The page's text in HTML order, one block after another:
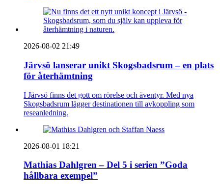
2026-08-02 21:49
Järvsö lanserar unikt Skogsbadsrum – en plats
för återhämtning
I Järvsö finns det gott om rörelse och äventyr. Med nya
Skogsbadsrum lägger destinationen till avkoppling som
reseanledning.
2026-08-01 18:21
Mathias Dahlgren – Del 5 i serien ”Goda
hållbara exempel”